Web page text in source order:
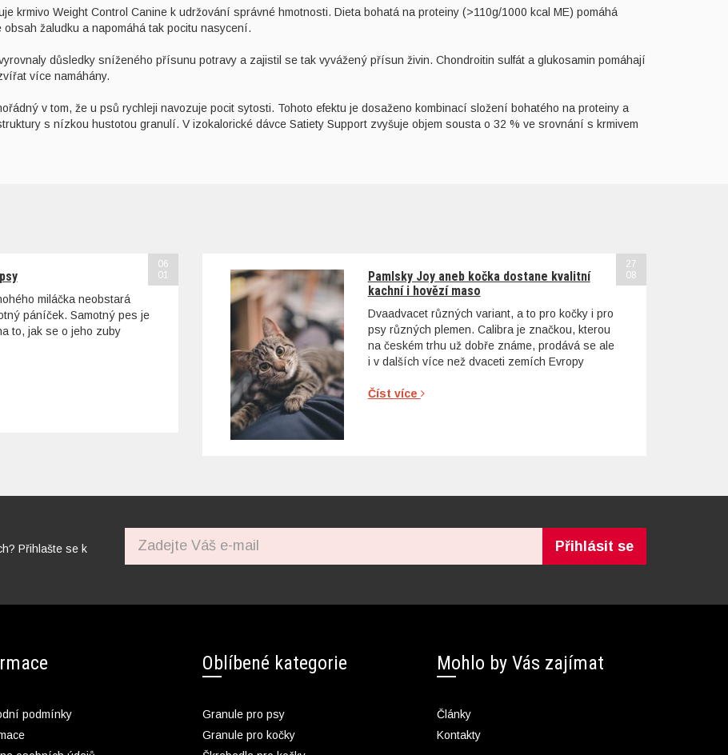
krmivo Weight Control Canine k udržování správné hmotnosti. Dieta bohatá na proteiny (>110g/1000 kcal ME) pomáhá
žaludku a napomáhá tak pocitu nasycení.
důsledky sníženého přísunu potravy a zajistil se tak vyvážený přísun živin. Chondroitin sulfát a glukosamin pomáhají
více namáhány.
v tom, že u psů rychleji navozuje pocit sytosti. Tohoto efektu je dosaženo kombinací složení bohatého na proteiny a
s nízkou hustotou granulí. V izokalorické dávce Satiety Support zvyšuje objem sousta o 32 % ve srovnání s krmivem
miláčka neobstará
páníček. Samotný pes je
to, jak se o jeho zuby
06
01
Pamlsky Joy aneb kočka dostane kvalitní
kachní i hovězí maso
Dvaadvacet různých variant, a to pro kočky i pro
psy různých plemen. Calibra je značkou, kterou
na českém trhu už dobře známe, prodává se ale
i v dalších více než dvaceti zemích Evropy
Číst více
27
08
Přihlašte se k
Přihlásit se
podmínky
Oblíbené kategorie
Granule pro psy
Granule pro kočky
Mohlo by Vás zajímat
Články
Kontakty